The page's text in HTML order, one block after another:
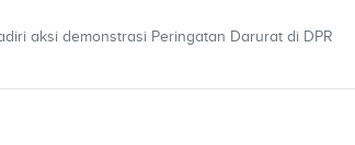
aksi demonstrasi Peringatan Darurat di DPR